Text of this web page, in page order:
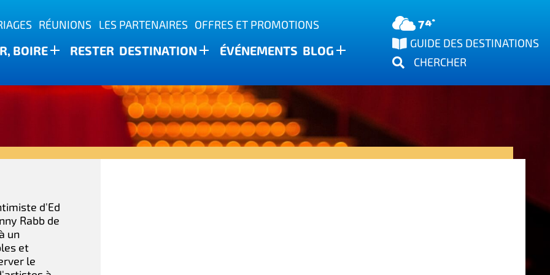
RÉUNIONS LES PARTENAIRES OFFRES ET PROMOTIONS
BOIRE RESTER DESTINATION ÉVÉNEMENTS BLOG
74°
GUIDE DES DESTINATIONS
CHERCHER
d'Ed
Rabb de
un
et
le